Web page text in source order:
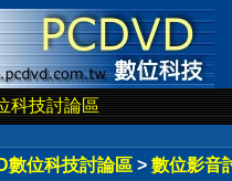
科技討論區
數位科技討論區 > 數位影音